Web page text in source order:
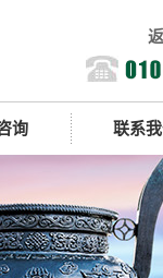
询 联系我